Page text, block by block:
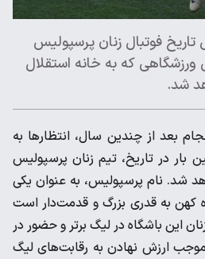
فوتبال زنان پرسپولیس
ورزشگاهی که به خانه استقلال
شد.
بعد از چندین سال، انتظارها به
بار در تاریخ، تیم زنان پرسپولیس
شد. نام پرسپولیس، به عنوان یکی
کهن به قدری بزرگ و قدمت‌دار است
این باشگاه در لیگ برتر و حضور در
ارزش نهادن به رقابت‌های لیگ